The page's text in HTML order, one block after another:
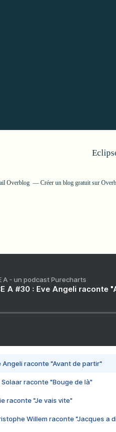
Overblog Créer un blog gratuit sur
A - un podcast Purecharts
A #30 : Eve Angeli raconte
Angeli raconte "Avant de partir"
Solaar raconte "Bouge de là"
raconte "Je vais vite"
Willem raconte "Jacques a